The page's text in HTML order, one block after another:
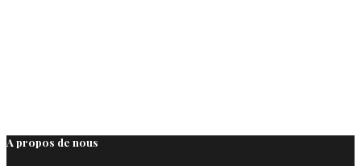
A propos de nous